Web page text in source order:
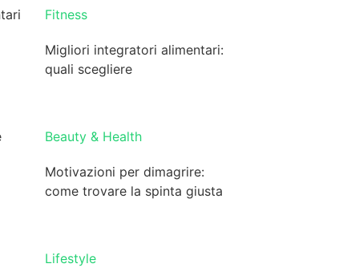
Fitness
Migliori integratori alimentari:
quali scegliere
Beauty & Health
Motivazioni per dimagrire:
come trovare la spinta giusta
Lifestyle